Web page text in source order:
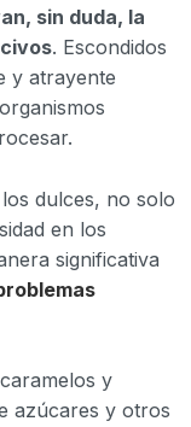
sin duda, la
. Escondidos
y atrayente
dulces, no solo
en los
significativa
y
azúcares y otros